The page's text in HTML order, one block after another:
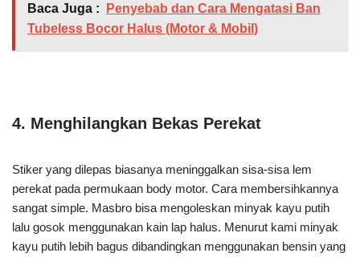
Baca Juga :
Penyebab dan Cara Mengatasi Ban
Tubeless Bocor Halus (Motor & Mobil)
4. Menghilangkan Bekas Perekat
Stiker yang dilepas biasanya meninggalkan sisa-sisa lem
perekat pada permukaan body motor. Cara membersihkannya
sangat simple. Masbro bisa mengoleskan minyak kayu putih
lalu gosok menggunakan kain lap halus. Menurut kami minyak
kayu putih lebih bagus dibandingkan menggunakan bensin yang